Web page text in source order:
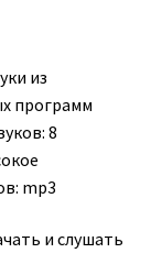
из
программ
8
mp3
и слушать